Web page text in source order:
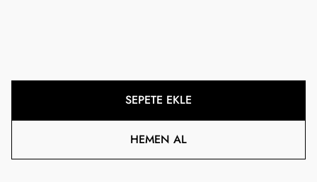
SEPETE EKLE
HEMEN AL